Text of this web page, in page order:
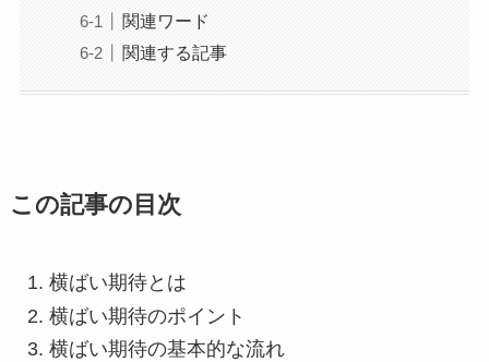
関連ワード
関連する記事
この記事の目次
横ばい期待とは
横ばい期待のポイント
横ばい期待の基本的な流れ